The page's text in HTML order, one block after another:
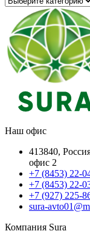
Наш офис
413840,
офис 2
+7 (8453) 22-
+7 (8453) 22-
+7 (927) 225-
sura-
Компания Sura